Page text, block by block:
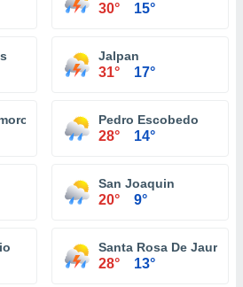
30° 15°
Jalpan
31° 17°
Pedro Escobedo
28° 14°
San Joaquin
20° 9°
Santa Rosa De Jauregui
28° 13°